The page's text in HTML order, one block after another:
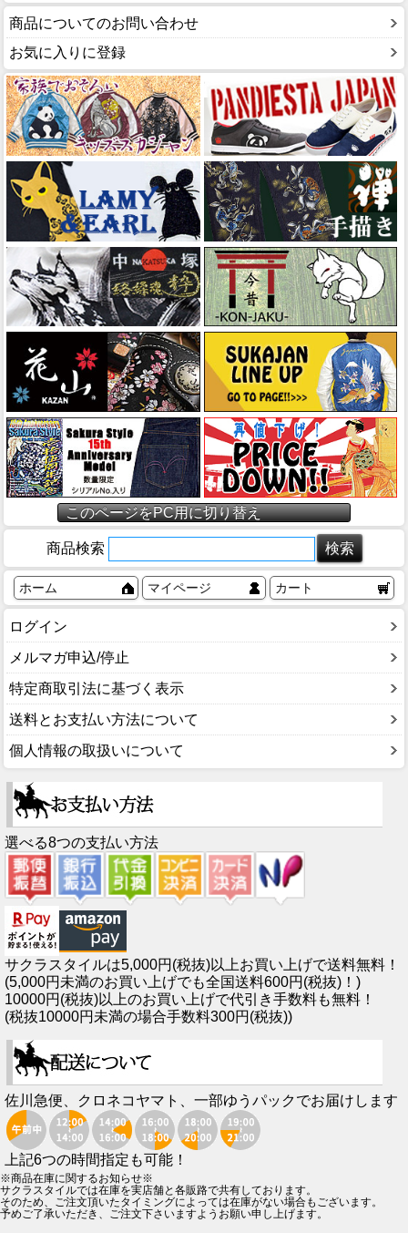
商品についてのお問い合わせ
お気に入りに登録
このページをPC用に切り替え
商品検索
ホーム マイページ カート
ログイン
メルマガ申込/停止
特定商取引法に基づく表示
送料とお支払い方法について
個人情報の取扱いについて
選べる8つの支払い方法
サクラスタイルは5,000円(税抜)以上お買い上げで送料無料！
(5,000円未満のお買い上げでも全国送料600円(税抜)！)
10000円(税抜)以上のお買い上げで代引き手数料も無料！
(税抜10000円未満の場合手数料300円(税抜))
佐川急便、クロネコヤマト、一部ゆうパックでお届けします
上記6つの時間指定も可能！
※商品在庫に関するお知らせ※
サクラスタイルでは在庫を実店舗と各販路で共有しております。
そのため、ご注文頂いたタイミングによっては在庫がない場合もございます。
予めご了承いただき、ご注文下さいますようお願い申し上げます。